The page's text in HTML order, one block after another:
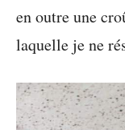
en outre une
laquelle je ne